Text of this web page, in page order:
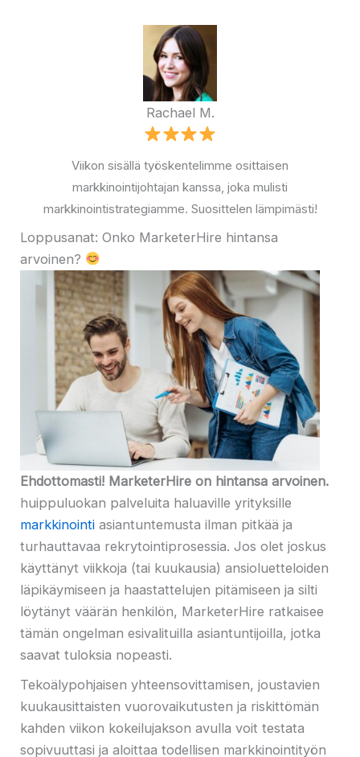
Rachael M.
Viikon sisällä työskentelimme osittaisen
markkinointijohtajan kanssa, joka mulisti
markkinointistrategiamme. Suosittelen lämpimästi!
Loppusanat: Onko MarketerHire hintansa
arvoinen?
Ehdottomasti! MarketerHire on hintansa arvoinen.
huippuluokan palveluita haluaville yrityksille
markkinointi asiantuntemusta ilman pitkää ja
turhauttavaa rekrytointiprosessia. Jos olet joskus
käyttänyt viikkoja (tai kuukausia) ansioluetteloiden
läpikäymiseen ja haastattelujen pitämiseen ja silti
löytänyt väärän henkilön, MarketerHire ratkaisee
tämän ongelman esivalituilla asiantuntijoilla, jotka
saavat tuloksia nopeasti.
Tekoälypohjaisen yhteensovittamisen, joustavien
kuukausittaisten vuorovaikutusten ja riskittömän
kahden viikon kokeilujakson avulla voit testata
sopivuuttasi ja aloittaa todellisen markkinointityön